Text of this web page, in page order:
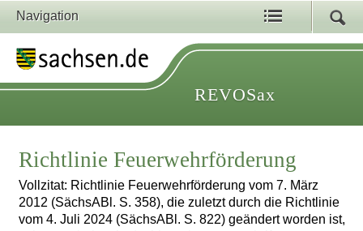
Navigation
REVOSax
Richtlinie Feuerwehrförderung
Vollzitat: Richtlinie Feuerwehrförderung vom 7. März
2012 (SächsABl. S. 358), die zuletzt durch die Richtlinie
vom 4. Juli 2024 (SächsABl. S. 822) geändert worden ist,